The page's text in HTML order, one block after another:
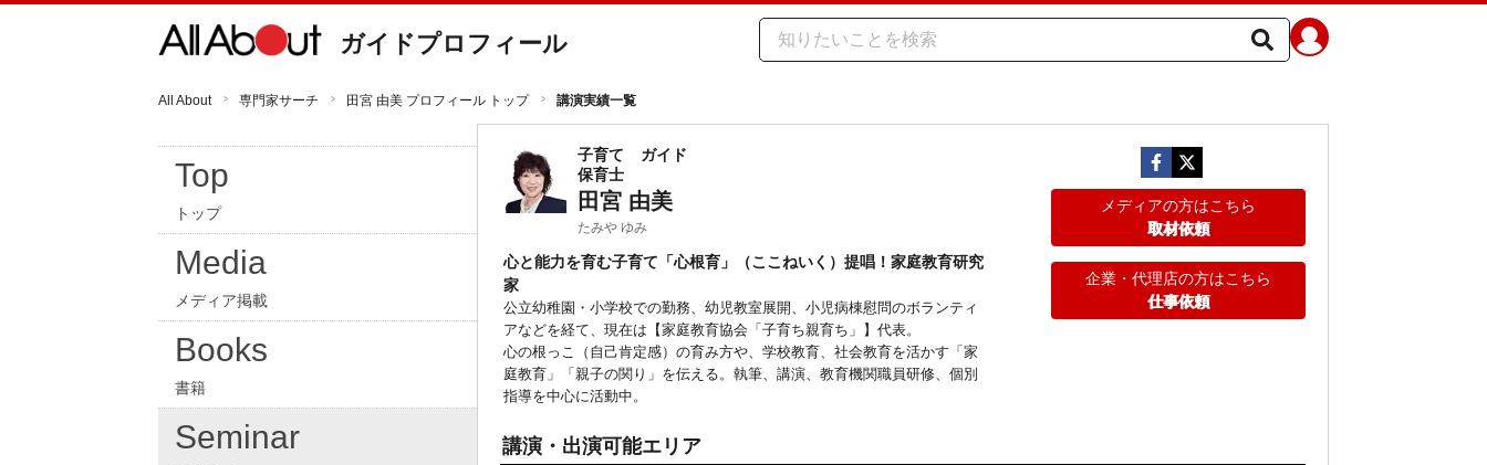
ガイドプロフィール
All About 専門家サーチ 田宮 由美 プロフィール トップ 講演実績一覧
Top
トップ
Media
メディア掲載
Books
書籍
Seminar
子育て
ガイド
保育士
田宮 由美
たみや ゆみ
心と能力を育む子育て「心根育」（ここねいく）提唱！家庭教育研究
家
公立幼稚園・小学校での勤務、幼児教室展開、小児病棟慰問のボランティ
アなどを経て、現在は【家庭教育協会「子育ち親育ち」】代表。
心の根っこ（自己肯定感）の育み方や、学校教育、社会教育を活かす「家
庭教育」「親子の関り」を伝える。執筆、講演、教育機関職員研修、個別
指導を中心に活動中。
メディアの方はこちら
取材依頼
企業・代理店の方はこちら
仕事依頼
講演・出演可能エリア